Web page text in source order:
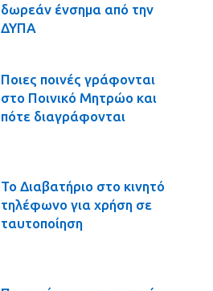
δωρεάν ένσημα από την
ΔΥΠΑ
Ποιες ποινές γράφονται
στο Ποινικό Μητρώο και
πότε διαγράφονται
Το Διαβατήριο στο κινητό
τηλέφωνο για χρήση σε
ταυτοποίηση